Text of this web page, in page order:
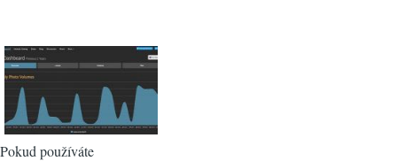
Pokud používáte